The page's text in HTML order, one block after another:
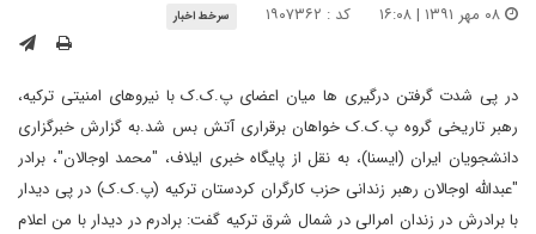
کد : ۱۹۰۷۳۶۲ سرخط اخبار
در پی شدت گرفتن درگیری ها میان اعضای پ.ک.ک با نیروهای امنیتی ترکیه،
رهبر تاریخی گروه پ.ک.ک خواهان برقراری آتش بس شد.به گزارش خبرگزاری
دانشجویان ایران (ایسنا)، به نقل از پایگاه خبری ایلاف، "محمد اوجالان"، برادر
"عبدالله اوجالان رهبر زندانی حزب کارگران کردستان ترکیه (پ.ک.ک) در پی دیدار
با برادرش در زندان امرالی در شمال شرق ترکیه گفت: برادرم در دیدار با من اعلام